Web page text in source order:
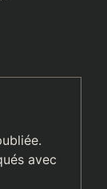
avec